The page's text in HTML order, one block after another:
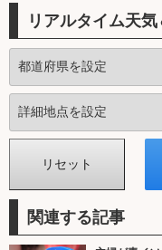
リアルタイム天
関連する記事